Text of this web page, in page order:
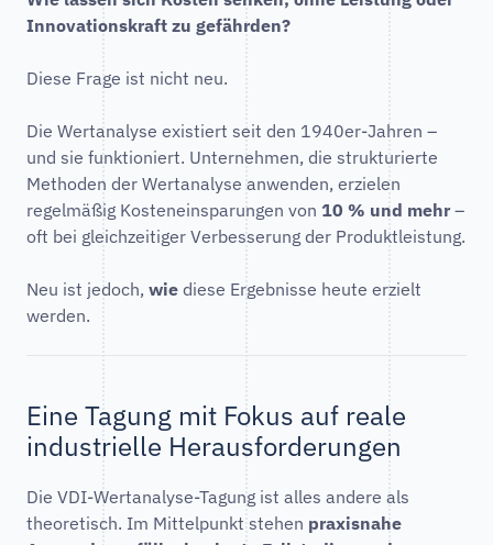
Innovationskraft zu gefährden?
Diese Frage ist nicht neu.
Die Wertanalyse existiert seit den 1940er-Jahren –
und sie funktioniert. Unternehmen, die strukturierte
Methoden der Wertanalyse anwenden, erzielen
regelmäßig Kosteneinsparungen von 10 % und mehr –
oft bei gleichzeitiger Verbesserung der Produktleistung.
Neu ist jedoch, wie diese Ergebnisse heute erzielt
werden.
Eine Tagung mit Fokus auf reale
industrielle Herausforderungen
Die VDI-Wertanalyse-Tagung ist alles andere als
theoretisch. Im Mittelpunkt stehen praxisnahe